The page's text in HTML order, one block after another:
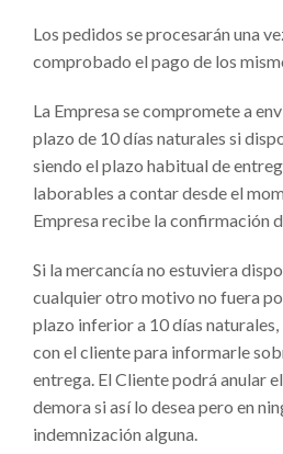
Los pedidos se procesarán una
comprobado el pago de los
La Empresa se compromete a
plazo de 10 días naturales si
siendo el plazo habitual de
laborables a contar desde el
Empresa recibe la confirmación
Si la mercancía no estuviera
cualquier otro motivo no fuera
plazo inferior a 10 días
con el cliente para informarle
entrega. El Cliente podrá anular
demora si así lo desea pero en
indemnización alguna.